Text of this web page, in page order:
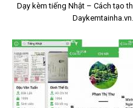
Dạy kèm tiếng Nhật – Cách tạo